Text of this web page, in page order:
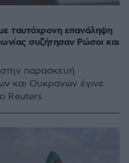
ταυτόχρονη επανάληψη
συζήτησαν Ρώσοι και
στην παρασκευή
και Ουκρανών έγινε
Reuters